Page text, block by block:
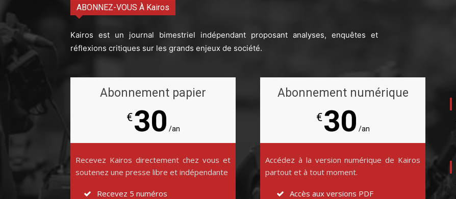
ABONNEZ-VOUS À Kairos
Kairos est un journal bimestriel indépendant proposant analyses, enquêtes et
réflexions critiques sur les grands enjeux de société.
Abonnement papier
€30 /an
Recevez Kairos directement chez vous et
soutenez une presse libre et indépendante
Recevez 5 numéros
Abonnement numérique
€30 /an
Accédez à la version numérique de Kairos
partout et à tout moment.
Accès aux versions PDF